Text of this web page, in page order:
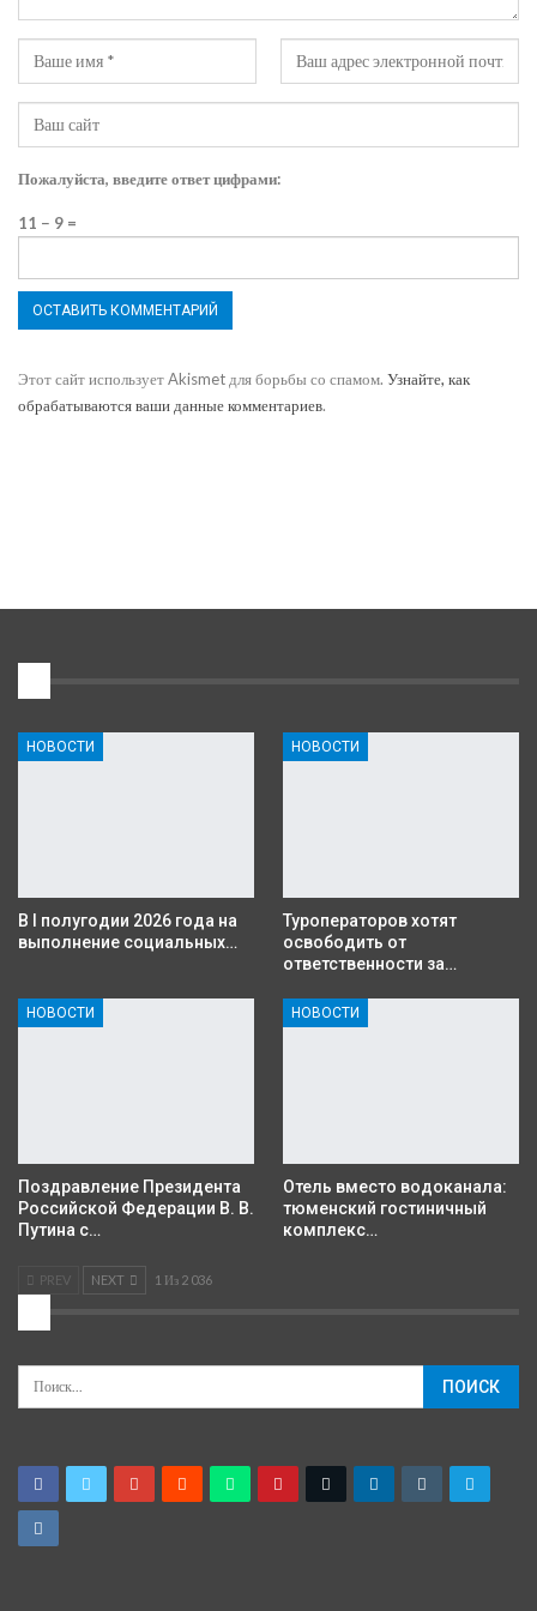
Пожалуйста, введите ответ цифрами:
11 − 9 =
Этот сайт использует Akismet для борьбы со спамом. Узнайте, как
обрабатываются ваши данные комментариев.
НОВОСТИ
В I полугодии 2026 года на
выполнение социальных…
НОВОСТИ
Туроператоров хотят
освободить от
ответственности за…
НОВОСТИ
Поздравление Президента
Российской Федерации В. В.
Путина с…
НОВОСТИ
Отель вместо водоканала:
тюменский гостиничный
комплекс…
PREV NEXT 1 Из 2 036